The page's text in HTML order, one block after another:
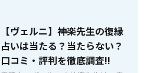
【ヴェルニ】神楽先生の復縁
占いは当たる？当たらない？
口コミ・評判を徹底調査!!